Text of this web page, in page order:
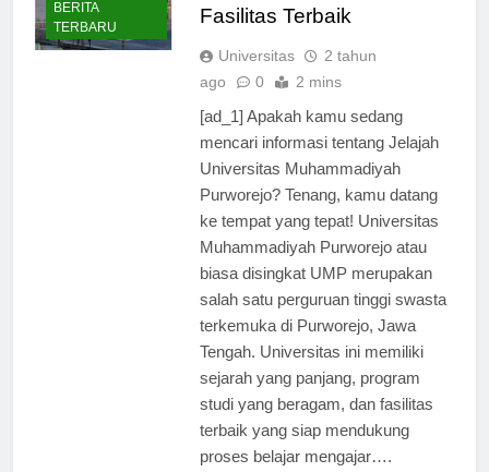
BERITA
TERBARU
Program Studi, dan
Universitas
2 tahun
[ad_1] Apakah kamu sedang
mencari informasi tentang Jelajah
Universitas Muhammadiyah
Purworejo? Tenang, kamu datang
ke tempat yang tepat! Universitas
Muhammadiyah Purworejo atau
biasa disingkat UMP merupakan
salah satu perguruan tinggi swasta
terkemuka di Purworejo, Jawa
Tengah. Universitas ini memiliki
sejarah yang panjang, program
studi yang beragam, dan fasilitas
terbaik yang siap mendukung